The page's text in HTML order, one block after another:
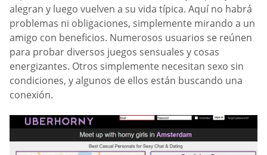
alegran y luego vuelven a su vida típica. Aquí no habrá
problemas ni obligaciones, simplemente mirando a un
amigo con beneficios. Numerosos usuarios se reúnen
para probar diversos juegos sensuales y cosas
energizantes. Otros simplemente necesitan sexo sin
condiciones, y algunos de ellos están buscando una
conexión.